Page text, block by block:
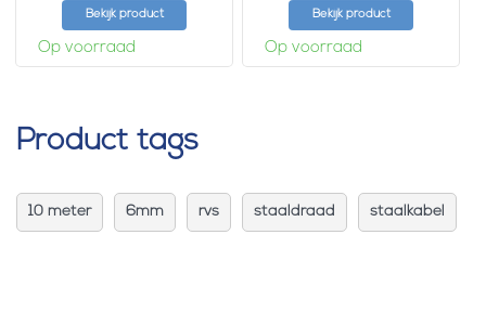
Bekijk product
Op voorraad
Bekijk product
Op voorraad
Product tags
10 meter 6mm rvs staaldraad staalkabel